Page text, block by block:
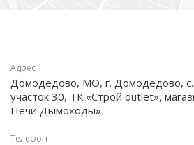
Адрес
Домодедово, МО, г. Домодедово, с.
участок 30, ТК «Строй outlet»,
Печи Дымоходы»
Телефон